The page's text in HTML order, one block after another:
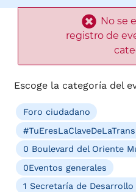
No se
registro de
Escoge la categoría del
Foro ciudadano
0 Boulevard del Oriente
0Eventos generales
1 Secretaría de